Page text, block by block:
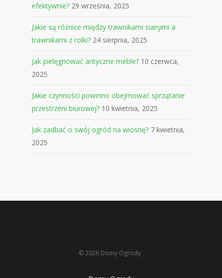
efektywnie? 29 września, 2025
Jakie są różnice między trawnikami sianymi a
trawnikami z rolki? 24 sierpnia, 2025
Jak pielęgnować antyczne meble? 10 czerwca,
2025
Jakie czynności powinno obejmować sprzątanie
przestrzeni biurowej? 10 kwietnia, 2025
Jak zadbać o swój ogród na wiosnę? 7 kwietnia,
2025
© 2026 Domy Ogrody .